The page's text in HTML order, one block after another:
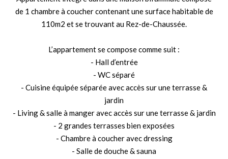
de 1 chambre à coucher contenant une surface habitable de
110m2 et se trouvant au Rez-de-Chaussée.
L’appartement se compose comme suit :
- Hall d’entrée
- WC séparé
- Cuisine équipée séparée avec accès sur une terrasse &
jardin
- Living & salle à manger avec accès sur une terrasse & jardin
- 2 grandes terrasses bien exposées
- Chambre à coucher avec dressing
- Salle de douche & sauna